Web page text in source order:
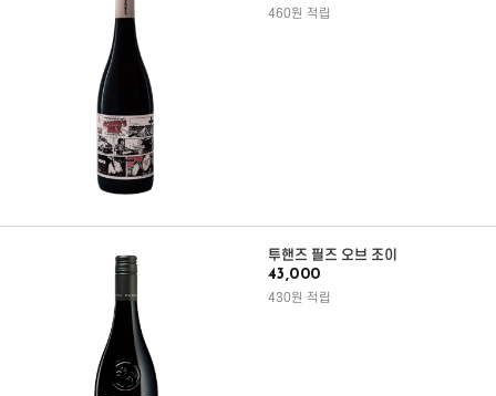
460원 적립
투핸즈 필즈 오브 조이
43,000
430원 적립